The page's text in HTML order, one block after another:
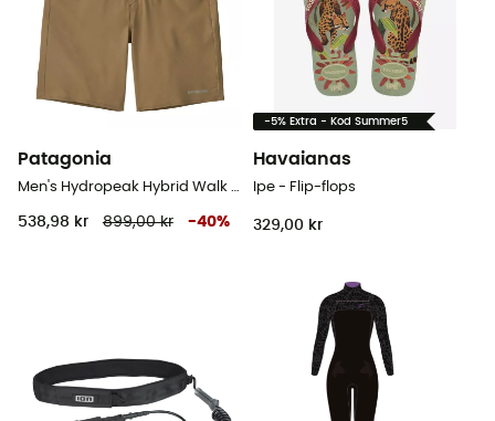
Patagonia
Men's Hydropeak Hybrid Walk Shorts - Badshort för herr
538,98 kr 899,00 kr -40%
-5% Extra - Kod Summer5
Havaianas
Ipe - Flip-flops
329,00 kr